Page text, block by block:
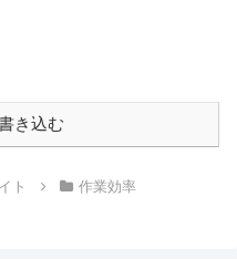
き込む
ト 作業効率